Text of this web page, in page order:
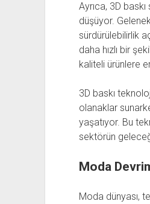
Ayrıca, 3D
düşüyor.
sürdürülebilirlik
daha hızlı bir
kaliteli ürünlere
3D baskı
olanaklar
yaşatıyor. Bu
sektörün
Moda
Moda dünyası,